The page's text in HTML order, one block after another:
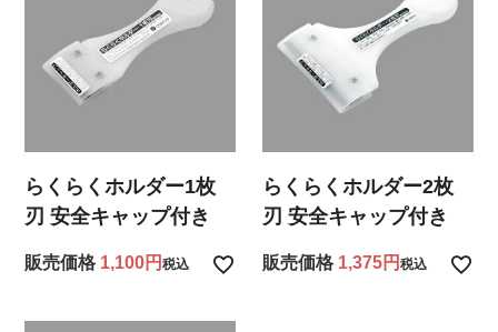
らくらくホルダー1枚
刃 安全キャップ付き
販売価格 1,100 税込
らくらくホルダー2枚
刃 安全キャップ付き
販売価格 1,375 税込